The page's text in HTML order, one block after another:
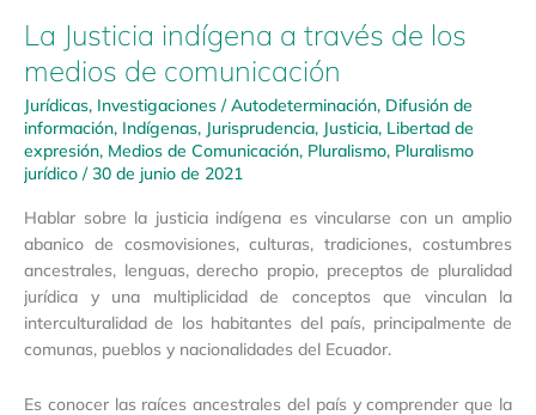
La Justicia indígena a través de los
medios de comunicación
Jurídicas, Investigaciones /Autodeterminación, Difusión de
información, Indígenas, Jurisprudencia, Justicia, Libertad de
expresión, Medios de Comunicación, Pluralismo, Pluralismo
jurídico /30 de junio de 2021
Hablar sobre la justicia indígena es vincularse con un amplio
abanico de cosmovisiones, culturas, tradiciones, costumbres
ancestrales, lenguas, derecho propio, preceptos de pluralidad
jurídica y una multiplicidad de conceptos que vinculan la
interculturalidad de los habitantes del país, principalmente de
comunas, pueblos y nacionalidades del Ecuador.
Es conocer las raíces ancestrales del país y comprender que la